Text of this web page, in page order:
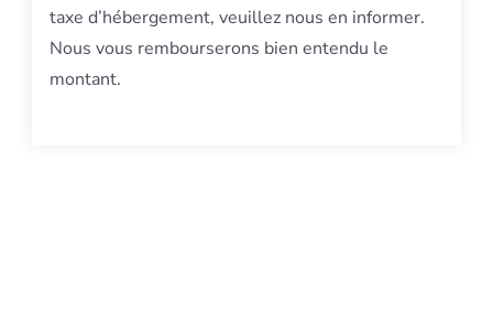
taxe d’hébergement, veuillez nous en informer.
Nous vous rembourserons bien entendu le
montant.